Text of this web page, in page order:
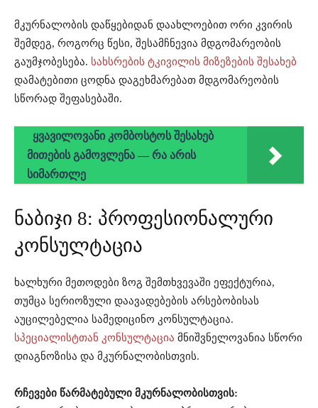
მკურნალობის დაწყებიდან დაახლოებით ორი კვირის
შემდეგ, როგორც წესი, შესამჩნევია მდგომარეობის
გაუმჯობესება. სახსრების ტკივილის მიზეზების შესახებ
დამატებითი ცოდნა დაგეხმარებათ მდგომარეობის
სწორად შეფასებაში.
ყვავილოვანი კომბოსტოს შესახებ
მითების გამოვლენა — რა არის
სიმართლე
ნაბიჯი 8: პროფესიონალური
კონსულტაცია
ხალხური მეთოდები ზოგ შემთხვევაში ეფექტურია,
თუმცა სერიოზული დაავადებების არსებობისას
აუცილებელია სამედიცინო კონსულტაცია.
სპეციალისტთან კონსულტაცია მნიშვნელოვანია სწორი
დიაგნოზისა და მკურნალობისთვის.
რჩევები წარმატებული მკურნალობისთვის: